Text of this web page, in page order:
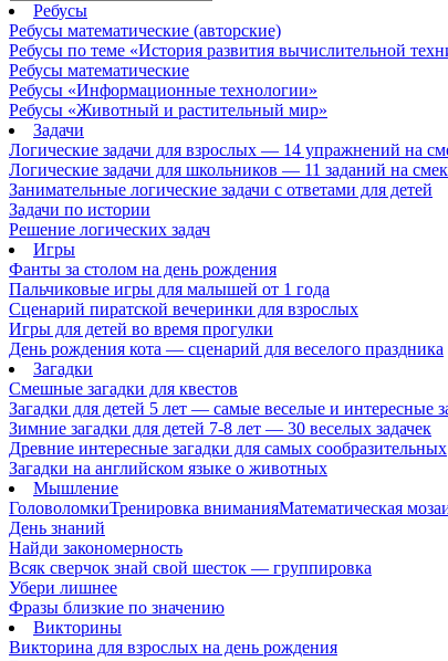
Ребусы
Ребусы математические (авторские)
Ребусы по теме «История развития вычислительной
Ребусы математические
Ребусы «Информационные технологии»
Ребусы «Животный и растительный мир»
Задачи
Логические задачи для взрослых — 14 упражнений на
Логические задачи для школьников — 11 заданий на
Занимательные логические задачи с ответами для детей
Задачи по истории
Решение логических задач
Игры
Фанты за столом на день рождения
Пальчиковые игры для малышей от 1 года
Сценарий пиратской вечеринки для взрослых
Игры для детей во время прогулки
День рождения кота — сценарий для веселого праздника
Загадки
Смешные загадки для квестов
Загадки для детей 5 лет — самые веселые и интересные
Зимние загадки для детей 7-8 лет — 30 веселых задачек
Древние интересные загадки для самых сообразительных
Загадки на английском языке о животных
Мышление
ГоловоломкиТренировка вниманияМатематическая
День знаний
Найди закономерность
Всяк сверчок знай свой шесток — группировка
Убери лишнее
Фразы близкие по значению
Викторины
Викторина для взрослых на день рождения